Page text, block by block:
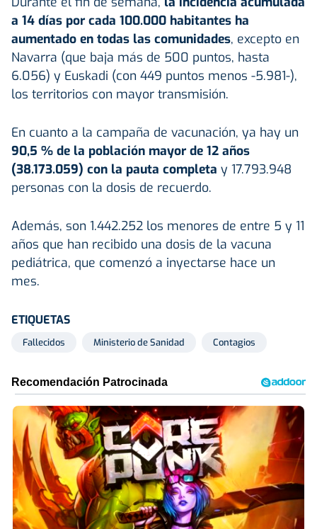
a 14 días por cada 100.000 habitantes ha
aumentado en todas las comunidades, excepto en
Navarra (que baja más de 500 puntos, hasta
6.056) y Euskadi (con 449 puntos menos -5.981-),
los territorios con mayor transmisión.
En cuanto a la campaña de vacunación, ya hay un
90,5 % de la población mayor de 12 años
(38.173.059) con la pauta completa y 17.793.948
personas con la dosis de recuerdo.
Además, son 1.442.252 los menores de entre 5 y 11
años que han recibido una dosis de la vacuna
pediátrica, que comenzó a inyectarse hace un
mes.
ETIQUETAS
Fallecidos Ministerio de Sanidad Contagios